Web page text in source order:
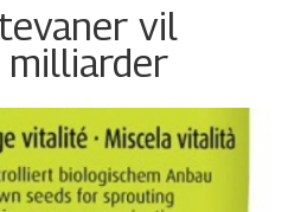
vil
milliarder